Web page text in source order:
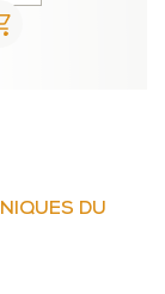
DU